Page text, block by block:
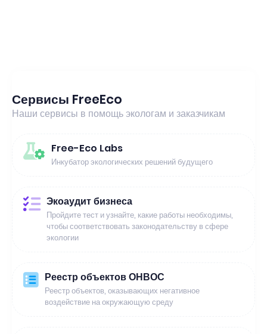
Сервисы FreeEco
Наши сервисы в помощь экологам и заказчикам
Free-Eco Labs
Инкубатор экологических решений будущего
Экоаудит бизнеса
Пройдите тест и узнайте, какие работы необходимы,
чтобы соответствовать законодательству в сфере
экологии
Реестр объектов ОНВОС
Реестр объектов, оказывающих негативное
воздействие на окружающую среду